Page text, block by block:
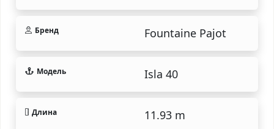
Бренд Fountaine Pajot
Модель Isla 40
Длина 11.93 m